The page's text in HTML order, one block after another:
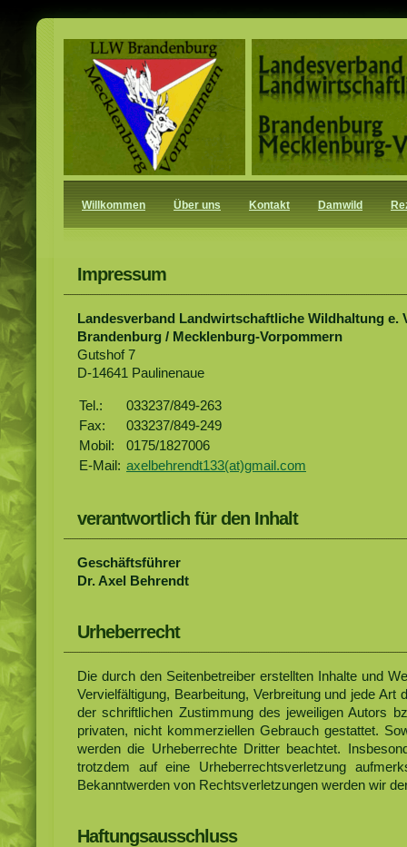
Willkommen Über uns Kontakt Damwild
Impressum
Landesverband Landwirtschaftliche Wildhaltung e.
Brandenburg / Mecklenburg-Vorpommern
Gutshof 7
D-14641 Paulinenaue
Tel.:
033237/849-263
Fax:
033237/849-249
Mobil:
0175/1827006
E-Mail: axelbehrendt133(at)gmail.com
verantwortlich für den Inhalt
Geschäftsführer
Dr. Axel Behrendt
Urheberrecht
Die durch den Seitenbetreiber erstellten Inhalte und
Vervielfältigung, Bearbeitung, Verbreitung und jede
der schriftlichen Zustimmung des jeweiligen Autors
privaten, nicht kommerziellen Gebrauch gestattet.
werden die Urheberrechte Dritter beachtet.
trotzdem auf eine Urheberrechtsverletzung
Bekanntwerden von Rechtsverletzungen werden wir
Haftungsausschluss